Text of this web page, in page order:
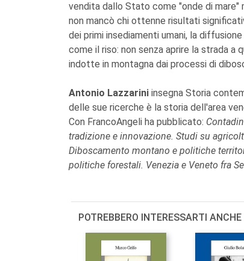
vendita dallo Stato come "onde di mare"
non mancò chi ottenne risultati
dei primi insediamenti umani, la
come il riso: non senza aprire la strada
indotte in montagna dai processi di
Antonio Lazzarini insegna Storia
delle sue ricerche è la storia dell'area
Con FrancoAngeli ha pubblicato:
tradizione e innovazione. Studi su
Diboscamento montano e politiche
politiche forestali. Venezia e Veneto fra
POTREBBERO INTERESSARTI ANCHE